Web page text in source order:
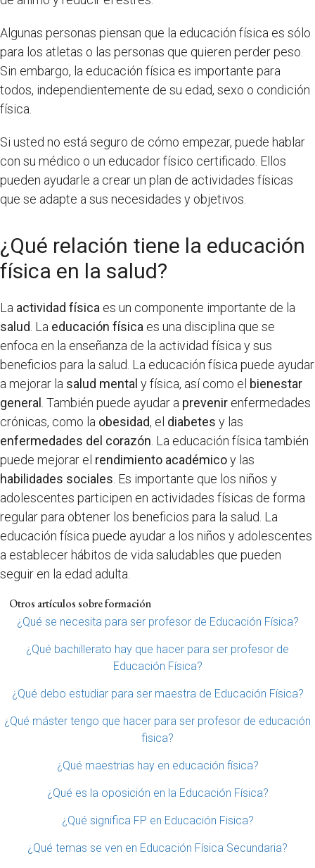
Algunas personas piensan que la educación física es sólo
para los atletas o las personas que quieren perder peso.
Sin embargo, la educación física es importante para
todos, independientemente de su edad, sexo o condición
física.
Si usted no está seguro de cómo empezar, puede hablar
con su médico o un educador físico certificado. Ellos
pueden ayudarle a crear un plan de actividades físicas
que se adapte a sus necesidades y objetivos.
¿Qué relación tiene la educación
física en la salud?
La actividad física es un componente importante de la
salud . La educación física es una disciplina que se
enfoca en la enseñanza de la actividad física y sus
beneficios para la salud. La educación física puede ayudar
a mejorar la salud mental y física, así como el bienestar
general . También puede ayudar a prevenir enfermedades
crónicas, como la obesidad, el diabetes y las
enfermedades del corazón . La educación física también
puede mejorar el rendimiento académicoy las
habilidades sociales . Es importante que los niños y
adolescentes participen en actividades físicas de forma
regular para obtener los beneficios para la salud. La
educación física puede ayudar a los niños y adolescentes
a establecer hábitos de vida saludables que pueden
seguir en la edad adulta.
Otros artículos sobre formación
¿Qué se necesita para ser profesor de Educación Física?
¿Qué bachillerato hay que hacer para ser profesor de
Educación Física?
¿Qué debo estudiar para ser maestra de Educación Física?
¿Qué máster tengo que hacer para ser profesor de educación
fisica?
¿Qué maestrias hay en educación física?
¿Qué es la oposición en la Educación Física?
¿Qué significa FP en Educación Fisica?
¿Qué temas se ven en Educación Física Secundaria?